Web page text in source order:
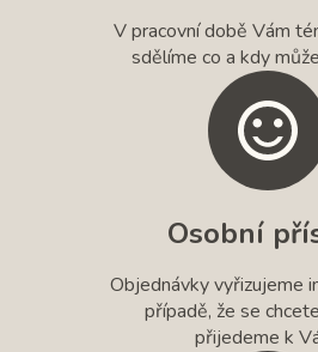
V pracovní době Vám
sdělíme co a kdy
Osobní
Objednávky vyřizujeme
případě, že se
přijedeme k